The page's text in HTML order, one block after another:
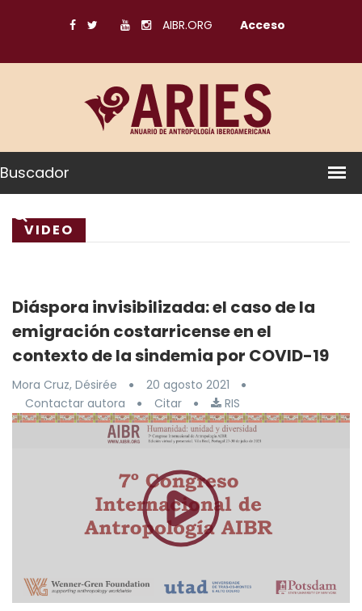
AIBR.ORG Acceso
Buscador
VIDEO
Diáspora invisibilizada: el caso de la
emigración costarricense en el
contexto de la sindemia por COVID-19
Mora Cruz, Désirée
20 agosto 2021
Contactar autora
Citar RIS